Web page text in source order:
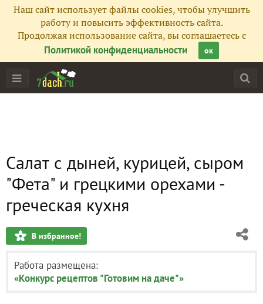
Наш сайт использует файлы cookies, чтобы улучшить
работу и повысить эффективность сайта.
Продолжая использование сайта, вы соглашаетесь с
Политикой конфиденциальности
ок
Салат с дыней, курицей, сыром
"Фета" и грецкими орехами -
греческая кухня
В избранное!
Работа размещена:
«Конкурс рецептов "Готовим на даче"»